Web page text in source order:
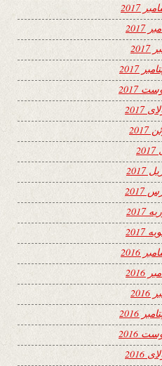
2017
2017
2017
2017
2017
2017
2017
2017
2017
2017
2017
2016
2016
2016
2016
2016